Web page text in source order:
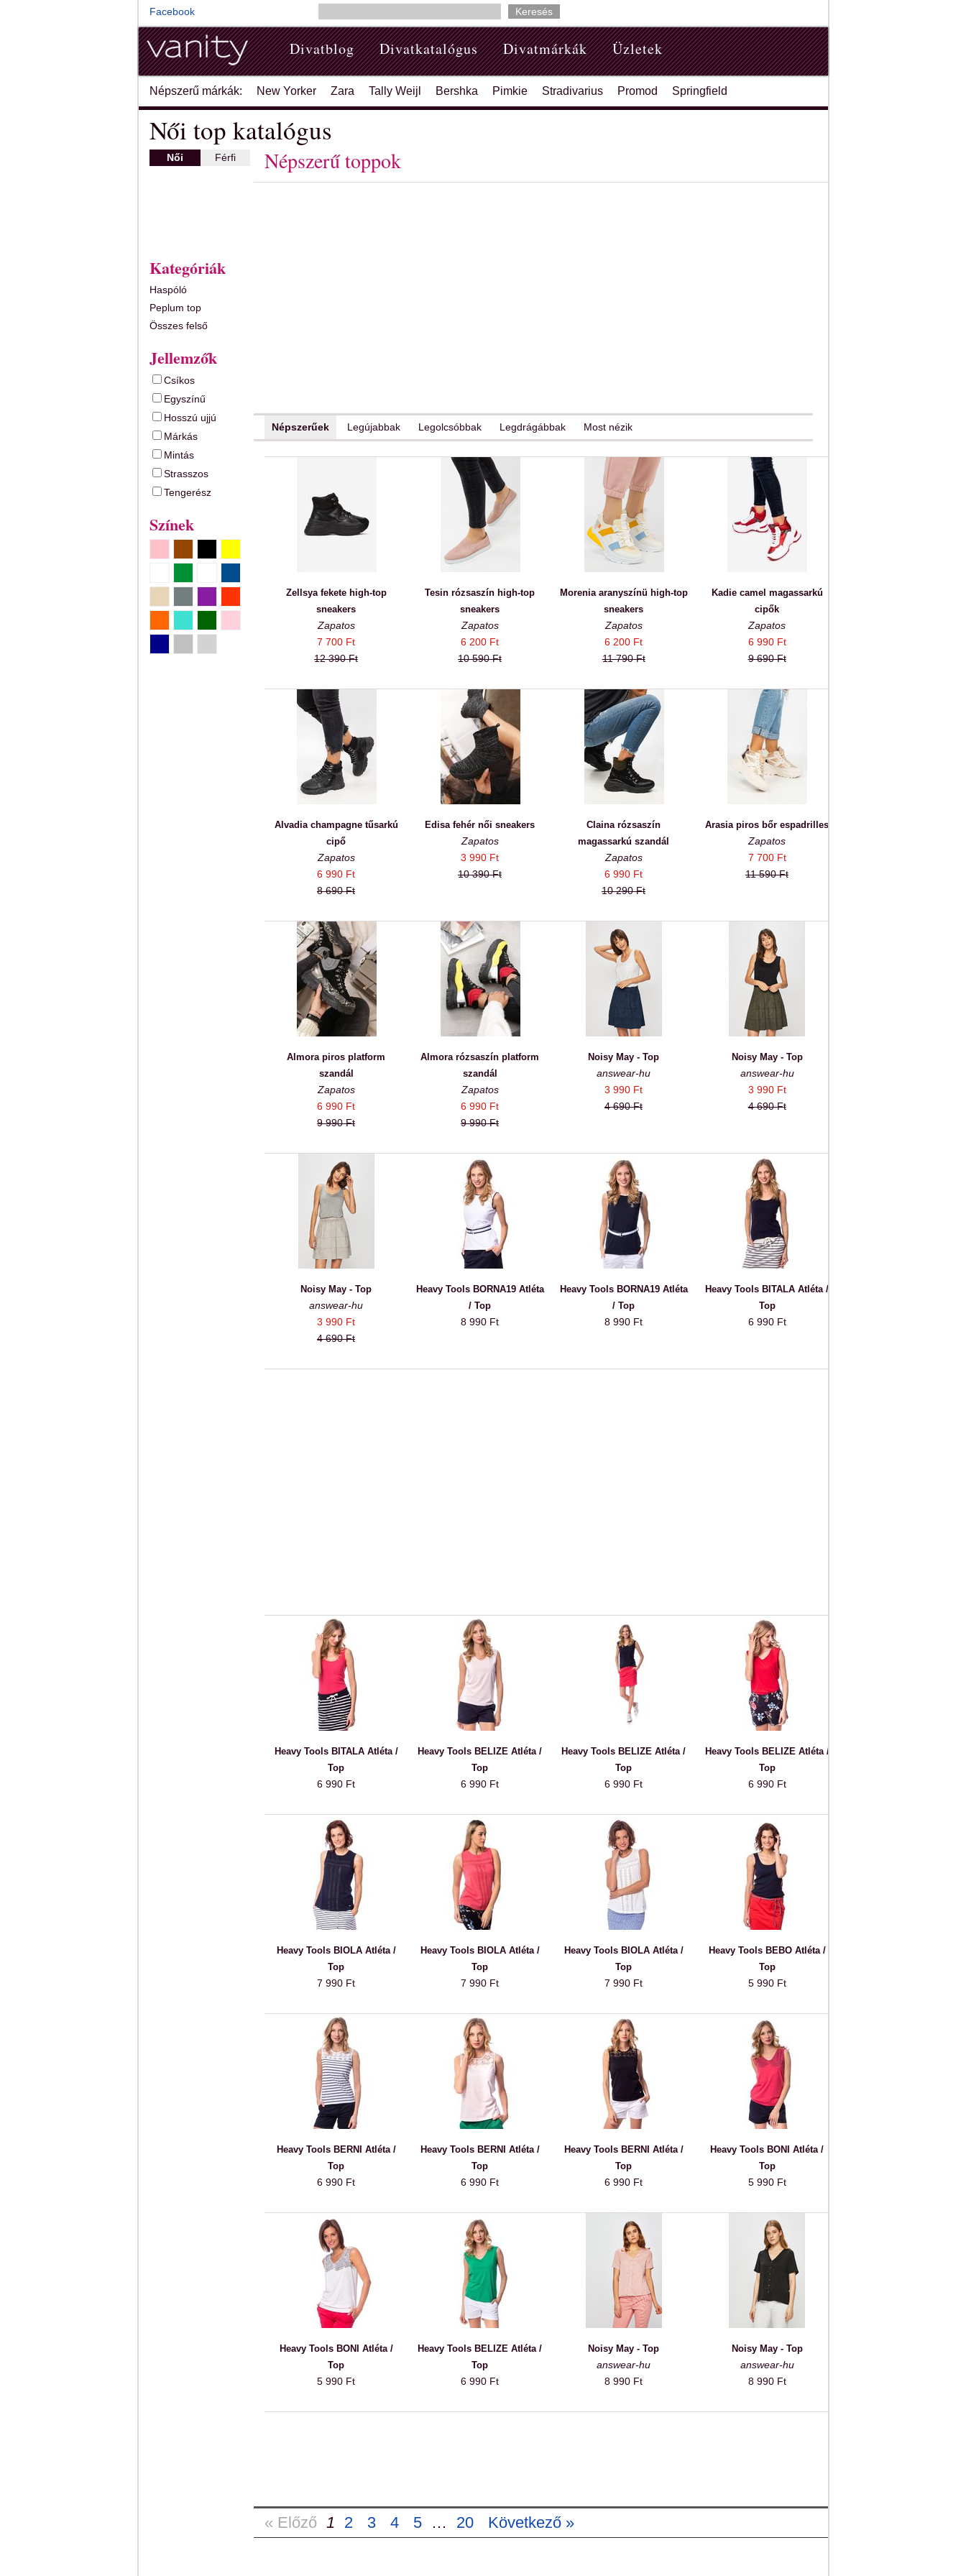
Facebook
Divatblog Divatkatalógus Divatmárkák Üzletek
Népszerű márkák: New Yorker Zara Tally Weijl Bershka Pimkie Stradivarius Promod Springfield
Női top katalógus
Női Férfi
Kategóriák
Haspóló
Peplum top
Összes felső
Jellemzők
Csíkos
Egyszínű
Hosszú ujjú
Márkás
Mintás
Strasszos
Tengerész
Színek
Népszerű toppok
Népszerűek Legújabbak Legolcsóbbak Legdrágábbak Most nézik
Zellsya fekete high-top
sneakers
Zapatos
7 700 Ft
12 390 Ft
Tesin rózsaszín high-top
sneakers
Zapatos
6 200 Ft
10 590 Ft
Morenia aranyszínü high-top
sneakers
Zapatos
6 200 Ft
11 790 Ft
Kadie camel magassarkú
cipők
Zapatos
6 990 Ft
9 690 Ft
Alvadia champagne tűsarkú
cipő
Zapatos
6 990 Ft
8 690 Ft
Edisa fehér női sneakers
Zapatos
3 990 Ft
10 390 Ft
Claina rózsaszín
magassarkú szandál
Zapatos
6 990 Ft
10 290 Ft
Arasia piros bőr espadrilles
Zapatos
7 700 Ft
11 590 Ft
Almora piros platform
szandál
Zapatos
6 990 Ft
9 990 Ft
Almora rózsaszín platform
szandál
Zapatos
6 990 Ft
9 990 Ft
Noisy May - Top
answear-hu
3 990 Ft
4 690 Ft
Noisy May - Top
answear-hu
3 990 Ft
4 690 Ft
Noisy May - Top
answear-hu
3 990 Ft
4 690 Ft
Heavy Tools BORNA19 Atléta
/ Top
8 990 Ft
Heavy Tools BORNA19 Atléta
/ Top
8 990 Ft
Heavy Tools BITALA Atléta /
Top
6 990 Ft
Heavy Tools BITALA Atléta /
Top
6 990 Ft
Heavy Tools BELIZE Atléta /
Top
6 990 Ft
Heavy Tools BELIZE Atléta /
Top
6 990 Ft
Heavy Tools BELIZE Atléta /
Top
6 990 Ft
Heavy Tools BIOLA Atléta /
Top
7 990 Ft
Heavy Tools BIOLA Atléta /
Top
7 990 Ft
Heavy Tools BIOLA Atléta /
Top
7 990 Ft
Heavy Tools BEBO Atléta /
Top
5 990 Ft
Heavy Tools BERNI Atléta /
Top
6 990 Ft
Heavy Tools BERNI Atléta /
Top
6 990 Ft
Heavy Tools BERNI Atléta /
Top
6 990 Ft
Heavy Tools BONI Atléta /
Top
5 990 Ft
Heavy Tools BONI Atléta /
Top
5 990 Ft
Heavy Tools BELIZE Atléta /
Top
6 990 Ft
Noisy May - Top
answear-hu
8 990 Ft
Noisy May - Top
answear-hu
8 990 Ft
« Előző 1 2 3 4 5 … 20 Következő »